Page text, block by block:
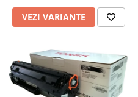
VEZI VARIANTE